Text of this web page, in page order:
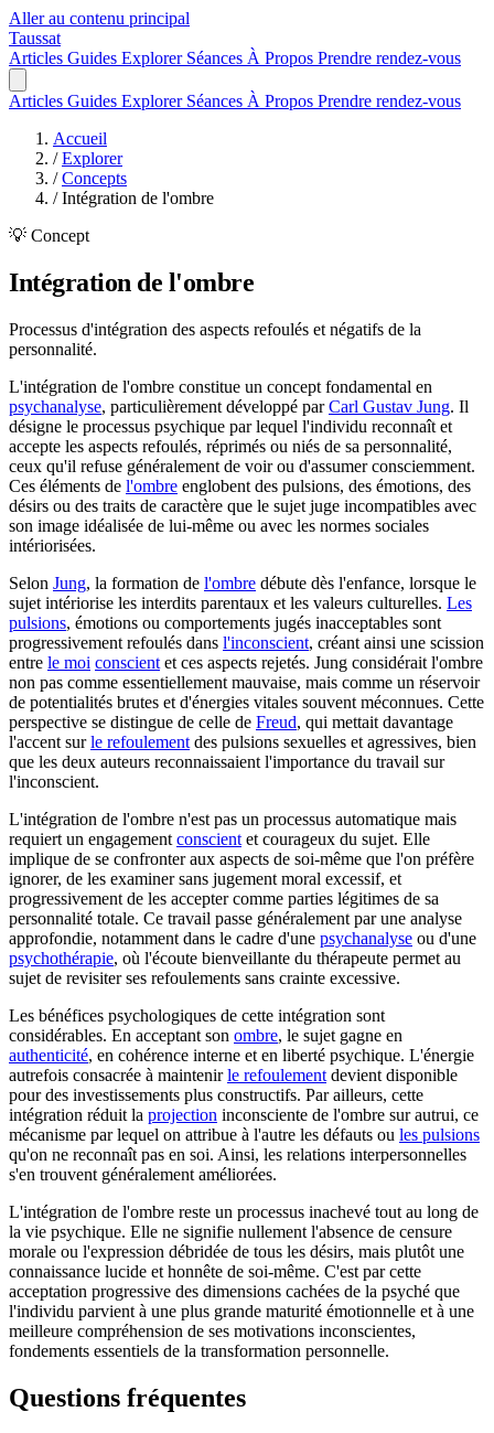
Aller au contenu principal
Taussat
Articles Guides Explorer Séances À Propos Prendre rendez-vous
Articles Guides Explorer Séances À Propos Prendre rendez-vous
Accueil
/ Explorer
/ Concepts
/ Intégration de l'ombre
💡 Concept
Intégration de l'ombre
Processus d'intégration des aspects refoulés et négatifs de la
personnalité.
L'intégration de l'ombre constitue un concept fondamental en
psychanalyse, particulièrement développé parCarl Gustav Jung. Il
désigne le processus psychique par lequel l'individu reconnaît et
accepte les aspects refoulés, réprimés ou niés de sa personnalité,
ceux qu'il refuse généralement de voir ou d'assumer consciemment.
Ces éléments de l'ombre englobent des pulsions, des émotions, des
désirs ou des traits de caractère que le sujet juge incompatibles avec
son image idéalisée de lui-même ou avec les normes sociales
intériorisées.
Selon Jung, la formation de l'ombre débute dès l'enfance, lorsque le
sujet intériorise les interdits parentaux et les valeurs culturelles. Les
pulsions, émotions ou comportements jugés inacceptables sont
progressivement refoulés dans l'inconscient, créant ainsi une scission
entre le moi conscient et ces aspects rejetés. Jung considérait l'ombre
non pas comme essentiellement mauvaise, mais comme un réservoir
de potentialités brutes et d'énergies vitales souvent méconnues. Cette
perspective se distingue de celle de Freud, qui mettait davantage
l'accent surle refoulement des pulsions sexuelles et agressives, bien
que les deux auteurs reconnaissaient l'importance du travail sur
l'inconscient.
L'intégration de l'ombre n'est pas un processus automatique mais
requiert un engagement conscient et courageux du sujet. Elle
implique de se confronter aux aspects de soi-même que l'on préfère
ignorer, de les examiner sans jugement moral excessif, et
progressivement de les accepter comme parties légitimes de sa
personnalité totale. Ce travail passe généralement par une analyse
approfondie, notamment dans le cadre d'une psychanalyse ou d'une
psychothérapie, où l'écoute bienveillante du thérapeute permet au
sujet de revisiter ses refoulements sans crainte excessive.
Les bénéfices psychologiques de cette intégration sont
considérables. En acceptant son ombre, le sujet gagne en
authenticité, en cohérence interne et en liberté psychique. L'énergie
autrefois consacrée à maintenirle refoulement devient disponible
pour des investissements plus constructifs. Par ailleurs, cette
intégration réduit la projection inconsciente de l'ombre sur autrui, ce
mécanisme par lequel on attribue à l'autre les défauts ou les pulsions
qu'on ne reconnaît pas en soi. Ainsi, les relations interpersonnelles
s'en trouvent généralement améliorées.
L'intégration de l'ombre reste un processus inachevé tout au long de
la vie psychique. Elle ne signifie nullement l'absence de censure
morale ou l'expression débridée de tous les désirs, mais plutôt une
connaissance lucide et honnête de soi-même. C'est par cette
acceptation progressive des dimensions cachées de la psyché que
l'individu parvient à une plus grande maturité émotionnelle et à une
meilleure compréhension de ses motivations inconscientes,
fondements essentiels de la transformation personnelle.
Questions fréquentes